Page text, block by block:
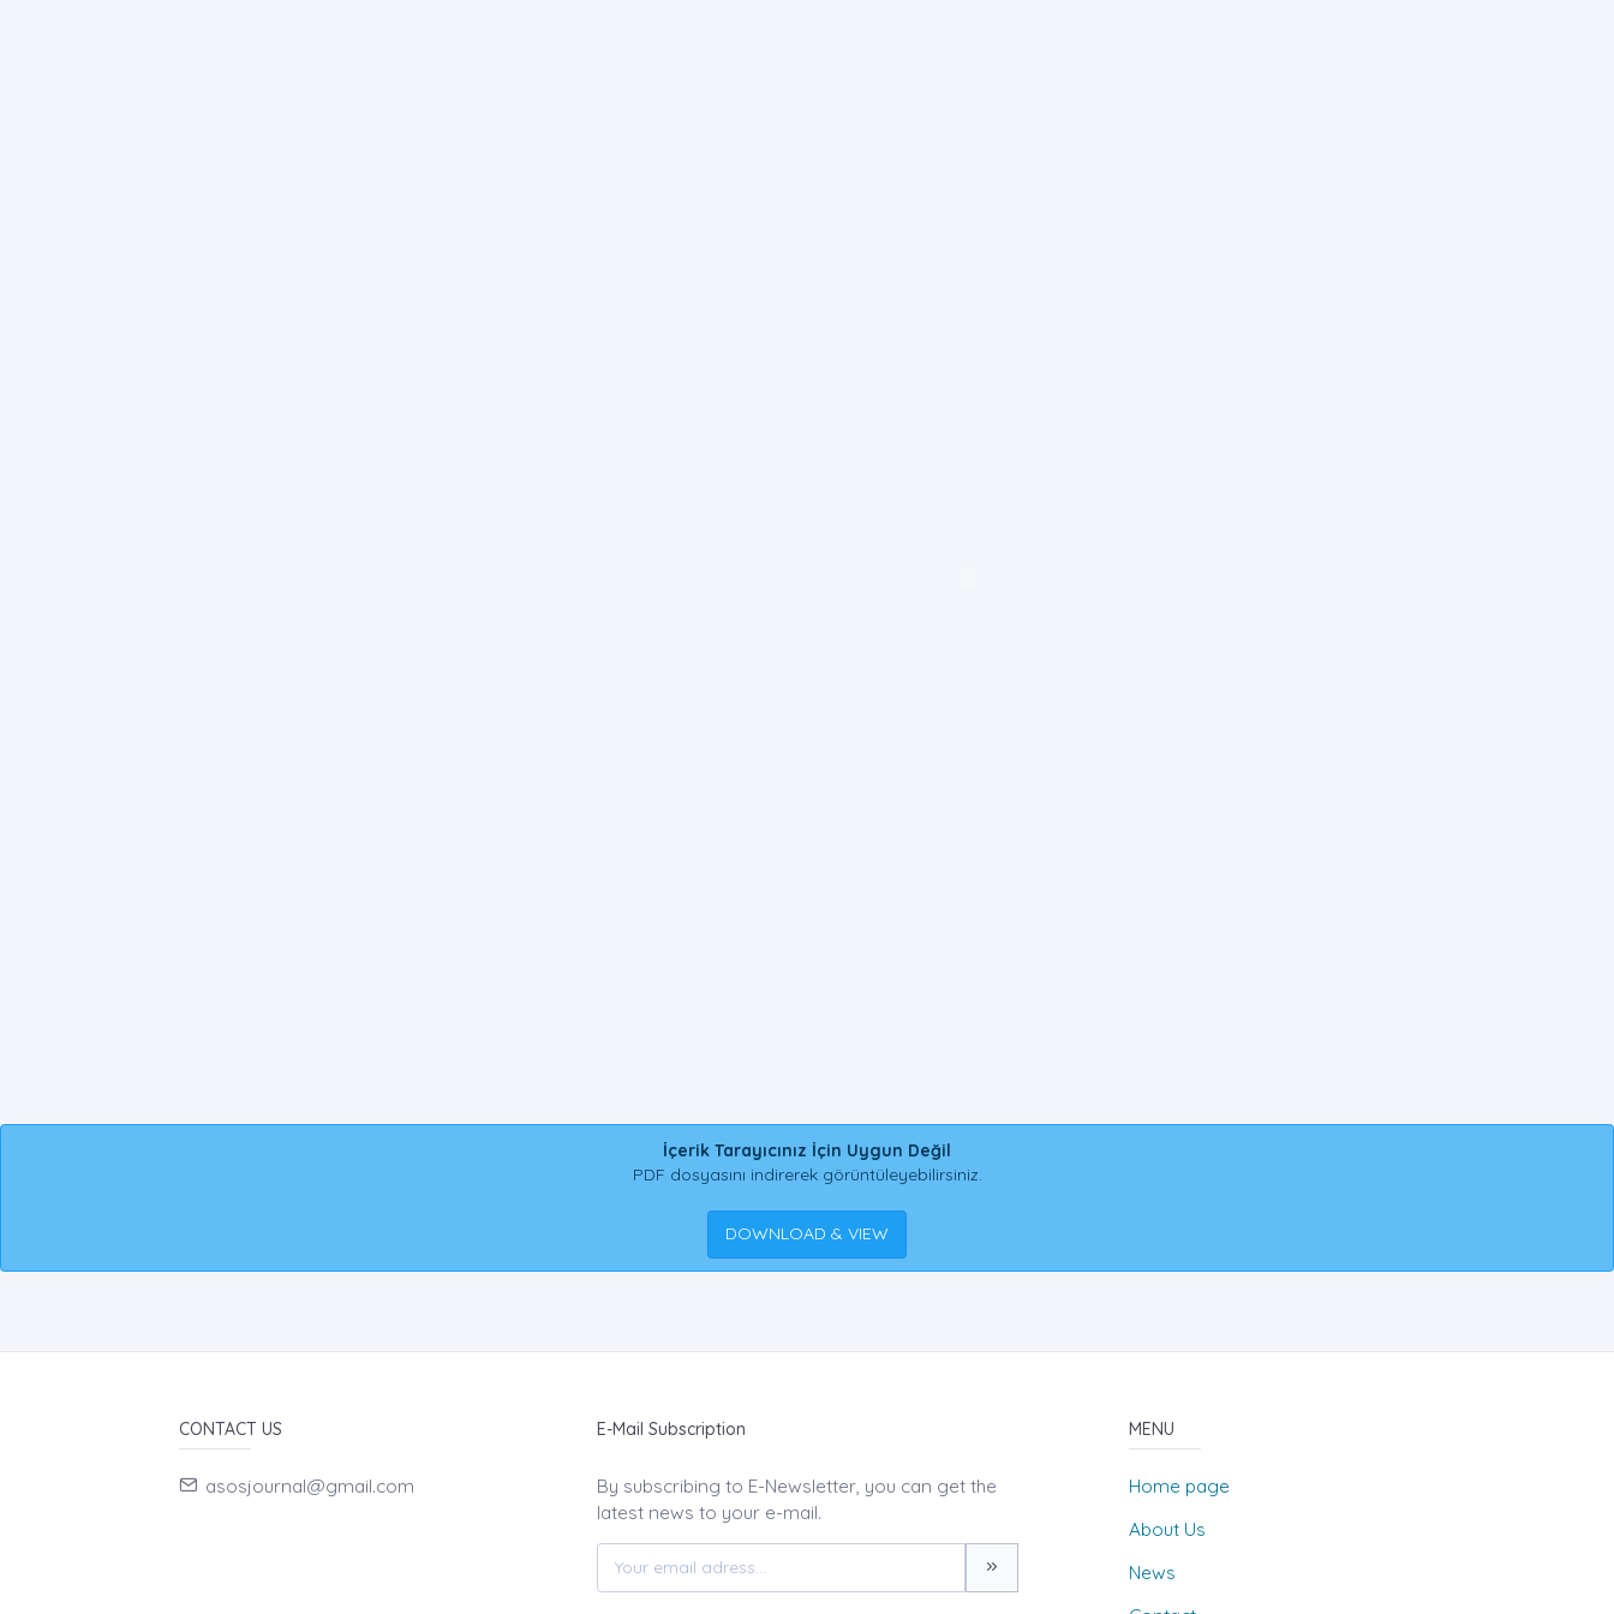
İçerik Tarayıcınız İçin Uygun Değil
PDF dosyasını indirerek görüntüleyebilirsiniz.
DOWNLOAD & VIEW
CONTACT US
asosjournal@gmail.com
E-Mail Subscription
By subscribing to E-Newsletter, you can get the
latest news to your e-mail.
MENU
Home page
About Us
News